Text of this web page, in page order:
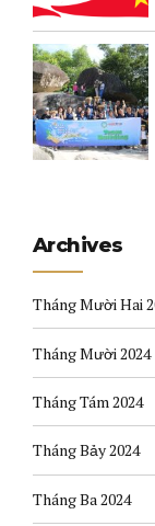
Archives
Tháng Mười Hai
Tháng Mười 2024
Tháng Tám 2024
Tháng Bảy 2024
Tháng Ba 2024